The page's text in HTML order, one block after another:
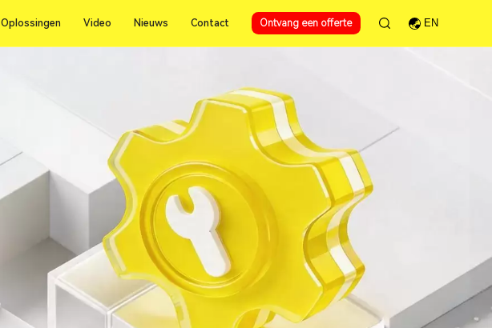
Oplossingen Video Nieuws Contact Ontvang een offerte EN